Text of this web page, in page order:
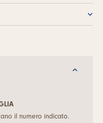
il numero indicato.